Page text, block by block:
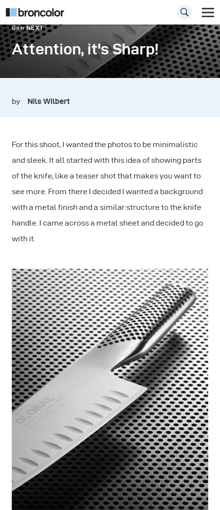
Gen NEXT
Attention, it's Sharp!
by Nils Wilbert
For this shoot, I wanted the photos to be minimalistic
and sleek. It all started with this idea of showing parts
of the knife, like a teaser shot that makes you want to
see more. From there I decided I wanted a background
with a metal finish and a similar structure to the knife
handle. I came across a metal sheet and decided to go
with it.